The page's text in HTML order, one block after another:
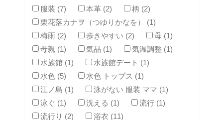
服装 (7)
本革 (2)
柄 (2)
栗花落カナヲ（つゆりかなを） (1)
梅雨 (2)
歩きやすい (2)
母 (1)
母親 (1)
気品 (1)
気温調整 (1)
水族館 (1)
水族館デート (1)
水色 (5)
水色 トップス (1)
江ノ島 (1)
泳がない 服装 ママ (1)
泳ぐ (1)
洗える (1)
流行 (1)
流行り (2)
浴衣 (11)